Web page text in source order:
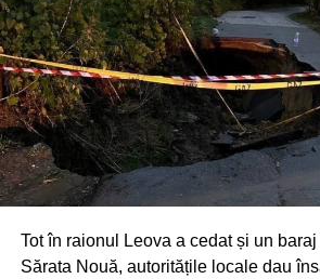
Tot în raionul Leova a cedat și un
Sărata Nouă, autoritățile locale dau